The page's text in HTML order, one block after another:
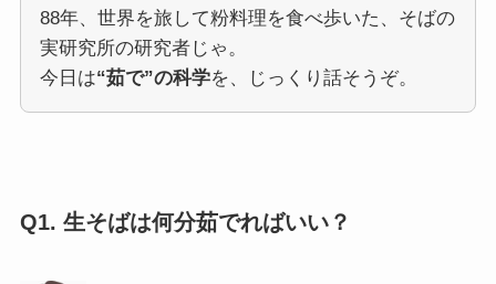
88年、世界を旅して粉料理を食べ歩いた、そばの
実研究所の研究者じゃ。
今日は“茹で”の科学を、じっくり話そうぞ。
Q1. 生そばは何分茹でればいい？